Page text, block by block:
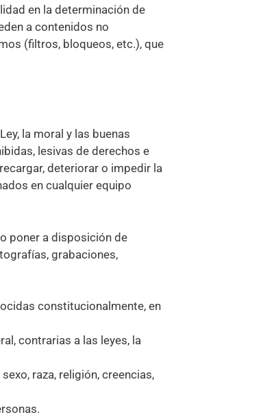
en la determinación de
a contenidos no
(filtros, bloqueos, etc.), que
la moral y las buenas
lesivas de derechos e
deteriorar o impedir la
en cualquier equipo
poner a disposición de
grabaciones,
constitucionalmente, en
contrarias a las leyes, la
raza, religión, creencias,